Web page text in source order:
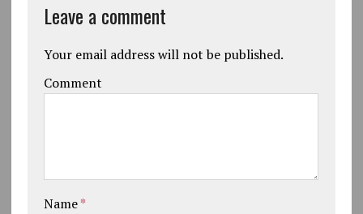
Leave a comment
Your email address will not be published.
Comment
Name*